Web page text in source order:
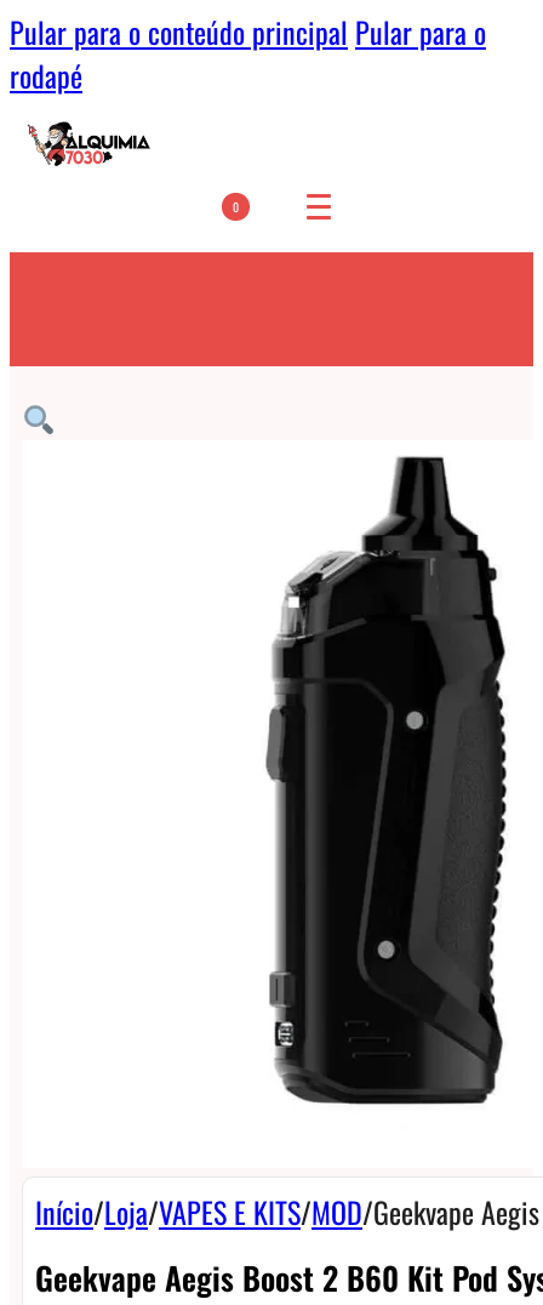
Pular para o conteúdo principal Pular para o
rodapé
0
Início/Loja/VAPES E KITS/MOD/Geekvape
Geekvape Aegis Boost 2 B60 Kit Pod